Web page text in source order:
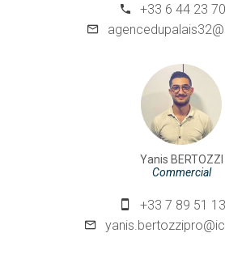
+33 6 44 23
Yanis BERTOZZI
Commercial
+33 7 89 51